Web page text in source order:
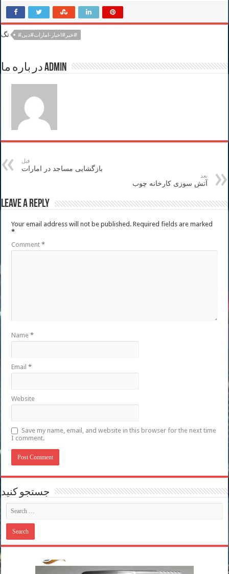
تگ #خبر#اخبار-امارات#دبی#
در باره ما admin
قبل
بازگشایی مساجد در امارات
بعد
آتش سوزی کارخانه چوب
Leave a Reply
Your email address will not be published. Required fields are marked
*
Comment*
Name*
Email*
Website
Save my name, email, and website in this browser for the next time
I comment.
جستجو کنید